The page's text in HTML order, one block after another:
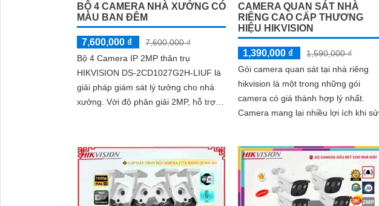
BỘ 4 CAMERA NHÀ XƯỞNG CÓ
MÀU BAN ĐÊM
7,600,000 ₫
7,600,000 ₫
Bộ 4 Camera IP 2MP thân trụ
HIKVISION DS-2CD1027G2H-LIUF là
giải pháp giám sát lý tưởng cho nhà
xưởng. Với độ phân giải 2MP, hỗ trợ
CAMERA QUAN SÁT NHÀ
RIÊNG CAO CẤP THƯƠNG
HIỆU HIKVISION
1,390,000 ₫
1,590,000 ₫
Gói camera quan sát tại nhà riêng
hikvision là một trong những gói
camera có giá thành hợp lý nhất.
Camera mang lại nhiều lợi ích khi sử